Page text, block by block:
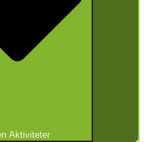
Aktiviteter